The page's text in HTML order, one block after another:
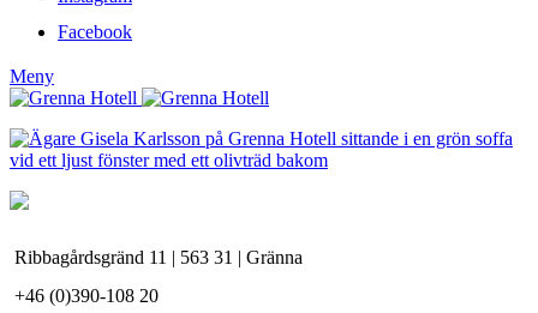
Facebook
Meny
Ribbagårdsgränd 11 | 563 31 | Gränna
+46 (0)390-108 20